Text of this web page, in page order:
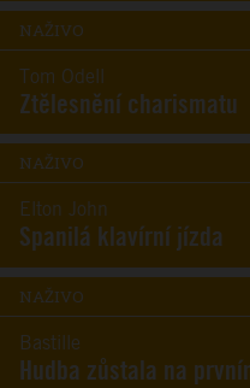
NAŽIVO
Tom Odell
Ztělesnění charismatu
NAŽIVO
Elton John
Spanilá klavírní jízda
NAŽIVO
Bastille
Hudba zůstala na